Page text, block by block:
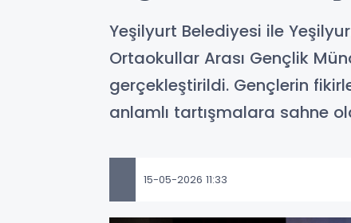
Yeşilyurt Belediyesi ile
Ortaokullar Arası Gençlik
gerçekleştirildi. Gençlerin
anlamlı tartışmalara sahne
15-05-2026 11:33